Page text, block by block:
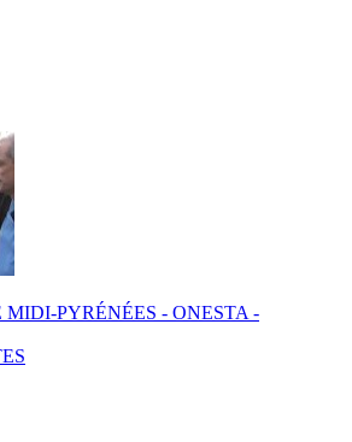
MIDI-PYRÉNÉES - ONESTA -